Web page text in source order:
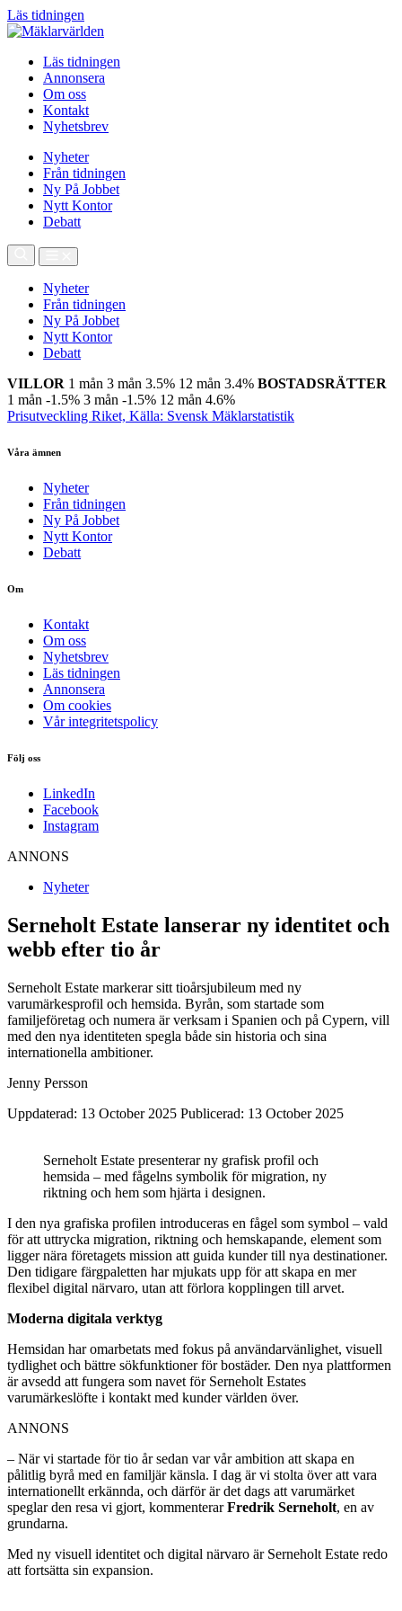
Läs tidningen
Läs tidningen
Annonsera
Om oss
Kontakt
Nyhetsbrev
Nyheter
Från tidningen
Ny På Jobbet
Nytt Kontor
Debatt
Nyheter
Från tidningen
Ny På Jobbet
Nytt Kontor
Debatt
VILLOR 1 mån 3 mån 3.5% 12 mån 3.4% BOSTADSRÄTTER
1 mån -1.5% 3 mån -1.5% 12 mån 4.6%
Prisutveckling Riket, Källa: Svensk Mäklarstatistik
Våra ämnen
Nyheter
Från tidningen
Ny På Jobbet
Nytt Kontor
Debatt
Om
Kontakt
Om oss
Nyhetsbrev
Läs tidningen
Annonsera
Om cookies
Vår integritetspolicy
Följ oss
LinkedIn
Facebook
Instagram
ANNONS
Nyheter
Serneholt Estate lanserar ny identitet och
webb efter tio år
Serneholt Estate markerar sitt tioårsjubileum med ny
varumärkesprofil och hemsida. Byrån, som startade som
familjeföretag och numera är verksam i Spanien och på Cypern, vill
med den nya identiteten spegla både sin historia och sina
internationella ambitioner.
Jenny Persson
Uppdaterad: 13 October 2025 Publicerad: 13 October 2025
Serneholt Estate presenterar ny grafisk profil och
hemsida – med fågelns symbolik för migration, ny
riktning och hem ­som hjärta i designen.
I den nya grafiska profilen introduceras en fågel som symbol – vald
för att uttrycka migration, riktning och hem­skapande, element som
ligger nära företagets mission att guida kunder till nya destinationer.
Den tidigare färgpaletten har mjukats upp för att skapa en mer
flexibel digital närvaro, utan att förlora kopplingen till arvet.
Moderna digitala verktyg
Hemsidan har omarbetats med fokus på användarvänlighet, visuell
tydlighet och bättre sökfunktioner för bostäder. Den nya plattformen
är avsedd att fungera som navet för Serneholt Estates
varumärkeslöfte i kontakt med kunder världen över.
ANNONS
– När vi startade för tio år sedan var vår ambition att skapa en
pålitlig byrå med en familjär känsla. I dag är vi stolta över att vara
internationellt erkännda, och därför är det dags att varumärket
speglar den resa vi gjort, kommenterarFredrik Serneholt, en av
grundarna.
Med ny visuell identitet och digital närvaro är Serneholt Estate redo
att fortsätta sin expansion.